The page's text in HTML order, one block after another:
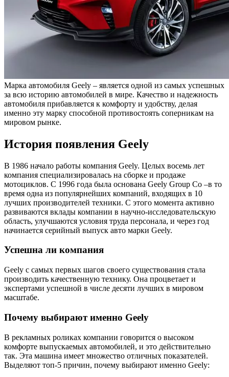
Марка автомобиля Geely – является одной из самых успешных
за всю историю автомобилей в мире. Качество и надежность
автомобиля прибавляется к комфорту и удобству, делая
именно эту марку способной противостоять соперникам на
мировом рынке.
История появления Geely
В 1986 начало работы компания Geely. Целых восемь лет
компания специализировалась на сборке и продаже
мотоциклов. С 1996 года была основана Geely Group Co –в то
время одна из популярнейших компаний, входящих в 10
лучших производителей техники. С этого момента активно
развиваются вклады компании в научно-исследовательскую
область, улучшаются условия труда персонала, и через год
начинается серийный выпуск авто марки Geely.
Успешна ли компания
Geely с самых первых шагов своего существования стала
производить качественную технику. Она процветает и
экспертами успешной в числе десяти лучших в мировом
масштабе.
Почему выбирают именно Geely
В рекламных роликах компании говорится о высоком
комфорте выпускаемых автомобилей, и это действительно
так. Эта машина имеет множество отличных показателей.
Выделяют топ-5 причин, почему выбирают именно Geely: